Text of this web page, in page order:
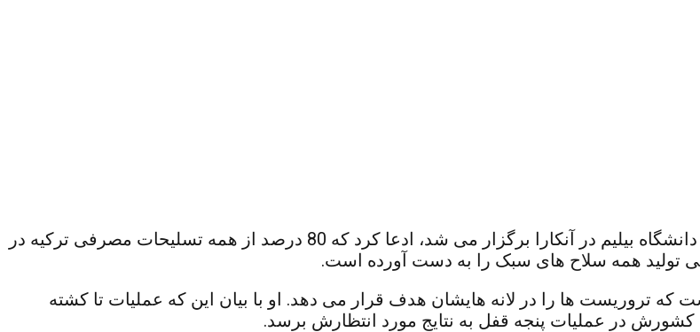
آکار با شرکت در چهارمین نمایشگاه بهره وری و فناوری که از سوی دانشگاه بیلیم در آنکارا برگزار می شد، ادعا کرد که 80 درصد از همه تسلیحات مصرفی ترکیه در
تولید همه سلاح های سبک را به دست آورده است.
که تروریست ها را در لانه هایشان هدف قرار می دهد. او با بیان این که عملیات تا کشته
در عملیات پنجه قفل به نتایج مورد انتظارش برسد.